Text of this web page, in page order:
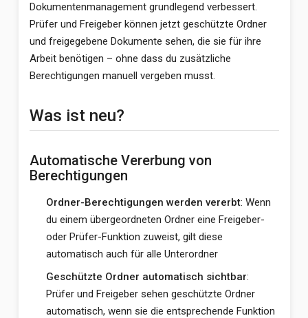
Dokumentenmanagement grundlegend verbessert.
Prüfer und Freigeber können jetzt geschützte Ordner
und freigegebene Dokumente sehen, die sie für ihre
Arbeit benötigen – ohne dass du zusätzliche
Berechtigungen manuell vergeben musst.
Was ist neu?
Automatische Vererbung von
Berechtigungen
Ordner-Berechtigungen werden vererbt: Wenn
du einem übergeordneten Ordner eine Freigeber-
oder Prüfer-Funktion zuweist, gilt diese
automatisch auch für alle Unterordner
Geschützte Ordner automatisch sichtbar:
Prüfer und Freigeber sehen geschützte Ordner
automatisch, wenn sie die entsprechende Funktion